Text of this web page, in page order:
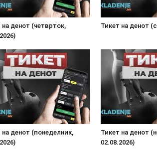
на денот (четврток,
Тикет на денот
на денот (понеделник,
Тикет на денот
02.08.2026)